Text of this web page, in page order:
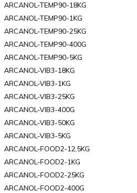
ARCANOL-TEMP90-18KG
ARCANOL-TEMP90-1KG
ARCANOL-TEMP90-25KG
ARCANOL-TEMP90-400G
ARCANOL-TEMP90-5KG
ARCANOL-VIB3-18KG
ARCANOL-VIB3-1KG
ARCANOL-VIB3-25KG
ARCANOL-VIB3-400G
ARCANOL-VIB3-50KG
ARCANOL-VIB3-5KG
ARCANOL-FOOD2-12,5KG
ARCANOL-FOOD2-1KG
ARCANOL-FOOD2-25KG
ARCANOL-FOOD2-400G